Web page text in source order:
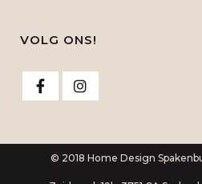
VOLG ONS!
© 2018 Home Design